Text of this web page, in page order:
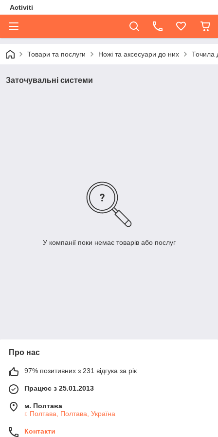
Activiti
Товари та послуги Ножі та аксесуари до них Точила
Заточувальні системи
У компанії поки немає товарів або послуг
Про нас
97% позитивних з 231 відгука за рік
Працює з 25.01.2013
м. Полтава
г. Полтава, Полтава, Україна
Контакти